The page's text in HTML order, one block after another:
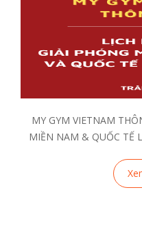
MY GYM VIETNAM
MIỀN NAM & QUỐC TẾ